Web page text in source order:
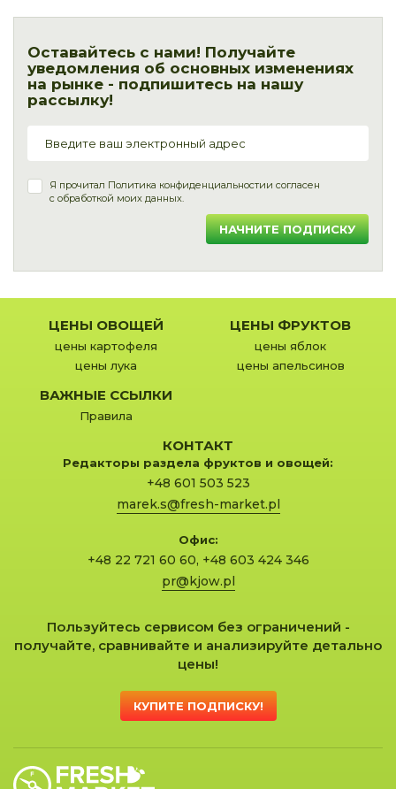
Оставайтесь с нами! Получайте
уведомления об основных изменениях
на рынке - подпишитесь на нашу
рассылку!
Я прочитал Политика конфиденциальностии согласен
с обработкой моих данных.
НАЧНИТЕ ПОДПИСКУ
ЦЕНЫ ОВОЩЕЙ
цены картофеля
цены лука
ЦЕНЫ ФРУКТОВ
цены яблок
цены апельсинов
ВАЖНЫЕ ССЫЛКИ
Правила
КОНТАКТ
Редакторы раздела фруктов и овощей:
+48 601 503 523
marek.s@fresh-market.pl
Офис:
+48 22 721 60 60, +48 603 424 346
pr@kjow.pl
Пользуйтесь сервисом без ограничений -
получайте, сравнивайте и анализируйте детально
цены!
КУПИТЕ ПОДПИСКУ!